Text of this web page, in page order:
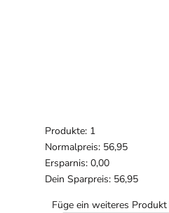
Produkte: 1
Normalpreis: 56,95
Ersparnis: 0,00
Dein Sparpreis: 56,95
Füge ein weiteres